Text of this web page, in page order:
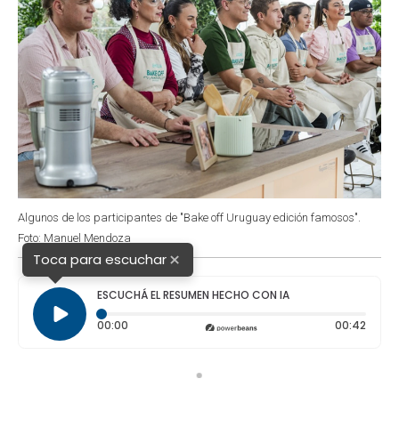
Algunos de los participantes de "Bake off Uruguay edición famosos".
Foto: Manuel Mendoza
Toca para escuchar×
ESCUCHÁ EL RESUMEN HECHO CON IA
00:00 Tiempo transcurrido: 0 segundos 00:42